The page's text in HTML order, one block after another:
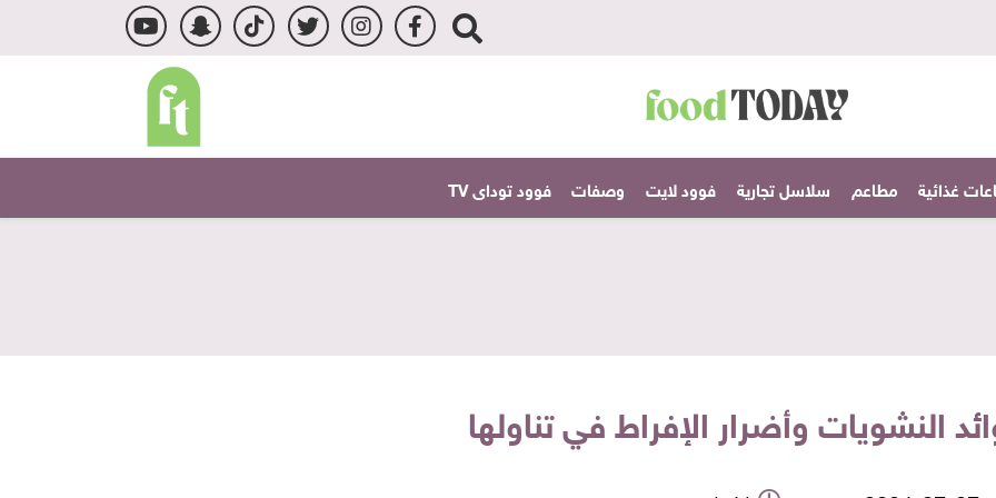
غذائية مطاعم سلاسل تجارية فوود لايت وصفات فوود توداى TV
النشويات وأضرار الإفراط في تناولها